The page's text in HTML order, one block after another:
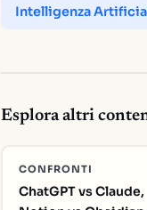
Intelligenza
Esplora altri
CONFRONTI
ChatGPT vs Claude,